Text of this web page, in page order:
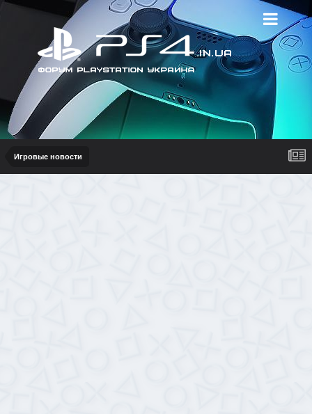
Игровые новости